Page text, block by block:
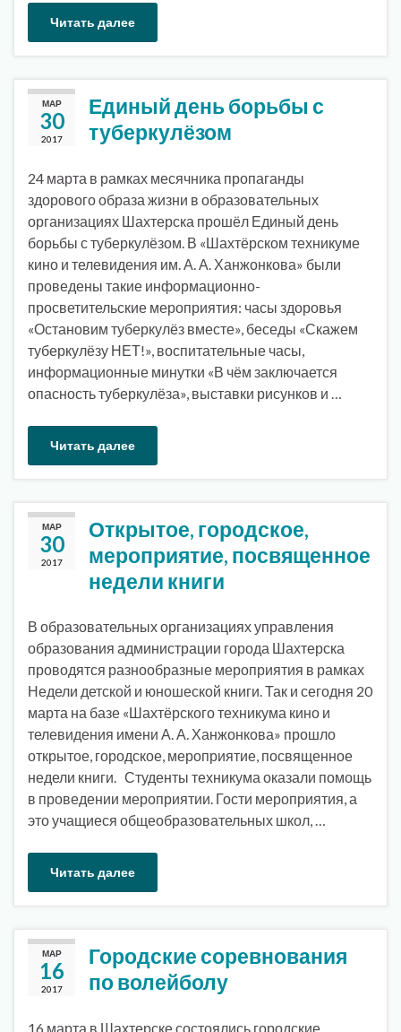
Читать далее
МАР
30
2017
Единый день борьбы с
туберкулёзом
24 марта в рамках месячника пропаганды
здорового образа жизни в образовательных
организациях Шахтерска прошёл Единый день
борьбы с туберкулёзом. В «Шахтёрском техникуме
кино и телевидения им. А. А. Ханжонкова» были
проведены такие информационно-
просветительские мероприятия: часы здоровья
«Остановим туберкулёз вместе», беседы «Скажем
туберкулёзу НЕТ!», воспитательные часы,
информационные минутки «В чём заключается
опасность туберкулёза», выставки рисунков и …
Читать далее
МАР
30
2017
Открытое, городское,
мероприятие, посвященное
недели книги
В образовательных организациях управления
образования администрации города Шахтерска
проводятся разнообразные мероприятия в рамках
Недели детской и юношеской книги. Так и сегодня 20
марта на базе «Шахтёрского техникума кино и
телевидения имени А. А. Ханжонкова» прошло
открытое, городское, мероприятие, посвященное
недели книги. Студенты техникума оказали помощь
в проведении мероприятии. Гости мероприятия, а
это учащиеся общеобразовательных школ, …
Читать далее
МАР
16
2017
Городские соревнования
по волейболу
16 марта в Шахтерске состоялись городские